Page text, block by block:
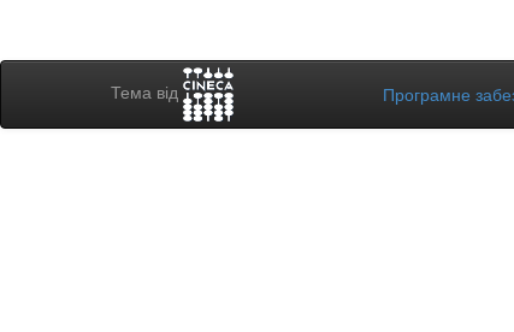
Тема від Програмне